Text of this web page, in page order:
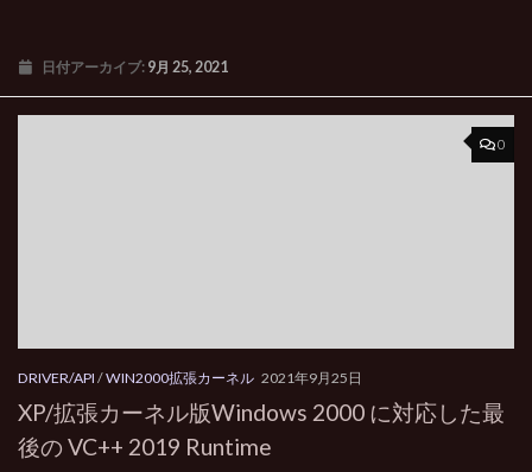
日付アーカイブ: 9月 25, 2021
0
DRIVER/API /WIN2000拡張カーネル 2021年9月25日
XP/拡張カーネル版Windows 2000 に対応した最
後の VC++ 2019 Runtime